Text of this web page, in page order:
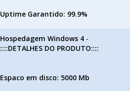
Uptime Garantido: 99.9%
Hospedagem Windows 4 -
::::DETALHES DO PRODUTO::::
Espaco em disco: 5000 Mb